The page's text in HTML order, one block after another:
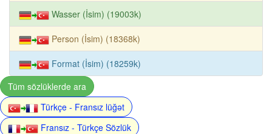
Wasser (İsim) (19003k)
Person (İsim) (18368k)
Format (İsim) (18259k)
Tüm sözlüklerde ara
Türkçe - Fransız lüğət
Fransız - Türkçe Sözlük